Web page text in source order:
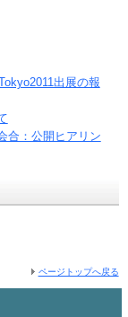
出展の報
合：公開ヒアリン
ページトップへ戻る